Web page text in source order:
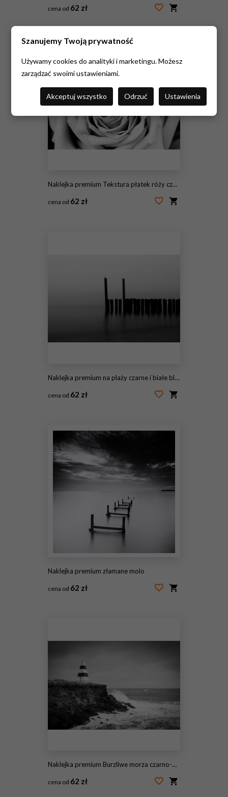
cena od 62 zł
#75436772
Naklejka premium Tekstura płatek róży czarno-biały
cena od 62 zł
Naklejka premium na plaży czarne i białe bloki
cena od 62 zł
Naklejka premium złamane molo
cena od 62 zł
Naklejka premium Burzliwe morza czarno-białe
cena od 62 zł
Szanujemy Twoją prywatność
Używamy cookies do analityki i marketingu. Możesz
zarządzać swoimi ustawieniami.
Akceptuj wszystko Odrzuć Ustawienia